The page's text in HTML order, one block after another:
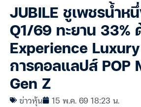
JUBILE ชูเพชรน้ำหนึ่
Q1/69 ทะยาน 33%
Experience Luxury
การคอลแลปส์ POP
Gen Z
ข่าวหุ้น 15 พ.ค. 69 18:23 น.